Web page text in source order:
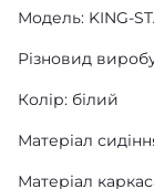
Модель: KING-
Різновид
Колір: білий
Матеріал
Матеріал